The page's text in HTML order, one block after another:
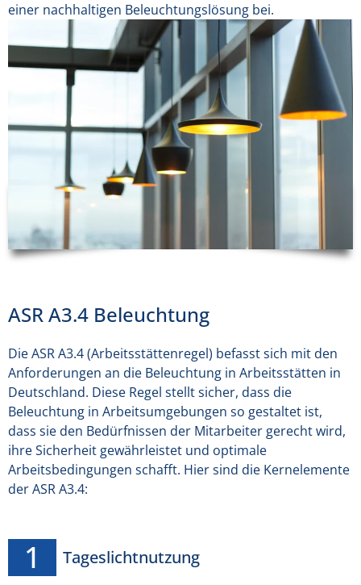
einer nachhaltigen Beleuchtungslösung bei.
ASR A3.4 Beleuchtung
Die ASR A3.4 (Arbeitsstättenregel) befasst sich mit den
Anforderungen an die Beleuchtung in Arbeitsstätten in
Deutschland. Diese Regel stellt sicher, dass die
Beleuchtung in Arbeitsumgebungen so gestaltet ist,
dass sie den Bedürfnissen der Mitarbeiter gerecht wird,
ihre Sicherheit gewährleistet und optimale
Arbeitsbedingungen schafft. Hier sind die Kernelemente
der ASR A3.4:
Tageslichtnutzung